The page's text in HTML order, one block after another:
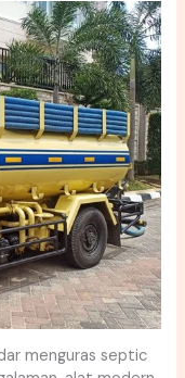
menguras septic